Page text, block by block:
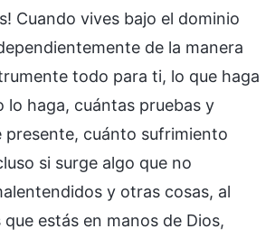
Cuando vives bajo el dominio
de la manera
todo para ti, lo que haga
lo haga, cuántas pruebas y
presente, cuánto sufrimiento
si surge algo que no
y otras cosas, al
estás en manos de Dios,